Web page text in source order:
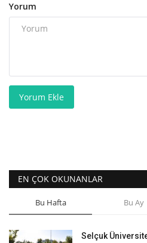
Yorum
Yorum Ekle
EN ÇOK OKUNANLAR
Bu Hafta Bu Ay
Selçuk